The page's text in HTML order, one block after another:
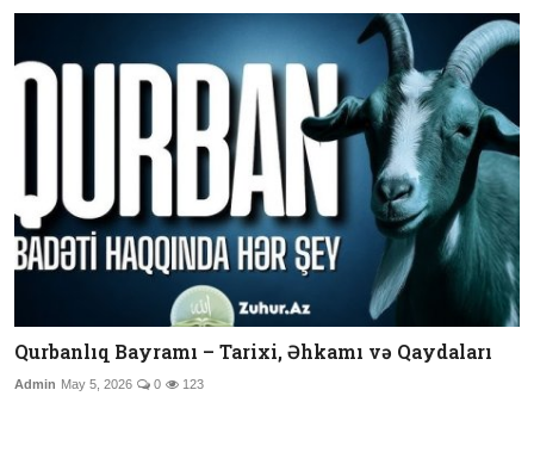
Qurbanlıq Bayramı – Tarixi, Əhkamı və Qaydaları
Admin May 5, 2026 0 123